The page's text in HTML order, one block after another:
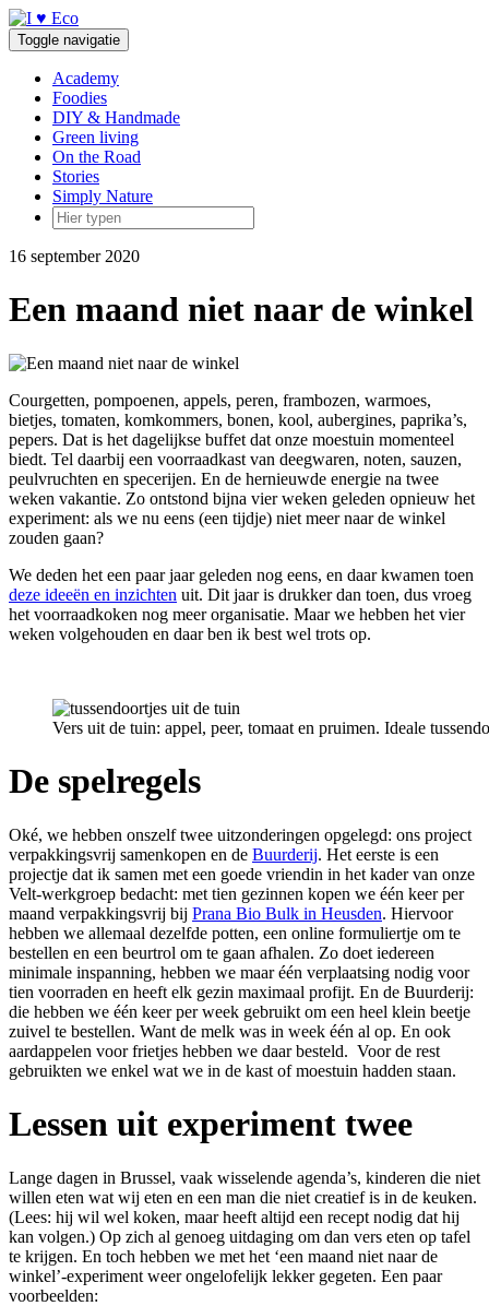
Doorgaan
naar
inhoud
Toggle navigatie
Academy
Foodies
DIY & Handmade
Green living
On the Road
Stories
Simply Nature
16 september 2020
Een maand niet naar de winkel
Courgetten, pompoenen, appels, peren, frambozen, warmoes,
bietjes, tomaten, komkommers, bonen, kool, aubergines, paprika’s,
pepers. Dat is het dagelijkse buffet dat onze moestuin momenteel
biedt. Tel daarbij een voorraadkast van deegwaren, noten, sauzen,
peulvruchten en specerijen. En de hernieuwde energie na twee
weken vakantie. Zo ontstond bijna vier weken geleden opnieuw het
experiment: als we nu eens (een tijdje) niet meer naar de winkel
zouden gaan?
We deden het een paar jaar geleden nog eens, en daar kwamen toen
deze ideeën en inzichten uit. Dit jaar is drukker dan toen, dus vroeg
het voorraadkoken nog meer organisatie. Maar we hebben het vier
weken volgehouden en daar ben ik best wel trots op.
Vers uit de tuin: appel, peer, tomaat en pruimen. Ideale
De spelregels
Oké, we hebben onszelf twee uitzonderingen opgelegd: ons project
verpakkingsvrij samenkopen en de Buurderij. Het eerste is een
projectje dat ik samen met een goede vriendin in het kader van onze
Velt-werkgroep bedacht: met tien gezinnen kopen we één keer per
maand verpakkingsvrij bij Prana Bio Bulk in Heusden. Hiervoor
hebben we allemaal dezelfde potten, een online formuliertje om te
bestellen en een beurtrol om te gaan afhalen. Zo doet iedereen
minimale inspanning, hebben we maar één verplaatsing nodig voor
tien voorraden en heeft elk gezin maximaal profijt. En de Buurderij:
die hebben we één keer per week gebruikt om een heel klein beetje
zuivel te bestellen. Want de melk was in week één al op. En ook
aardappelen voor frietjes hebben we daar besteld. Voor de rest
gebruikten we enkel wat we in de kast of moestuin hadden staan.
Lessen uit experiment twee
Lange dagen in Brussel, vaak wisselende agenda’s, kinderen die niet
willen eten wat wij eten en een man die niet creatief is in de keuken.
(Lees: hij wil wel koken, maar heeft altijd een recept nodig dat hij
kan volgen.) Op zich al genoeg uitdaging om dan vers eten op tafel
te krijgen. En toch hebben we met het ‘een maand niet naar de
winkel’-experiment weer ongelofelijk lekker gegeten. Een paar
voorbeelden: